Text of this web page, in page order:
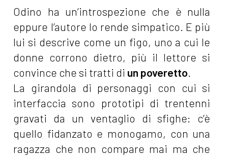
Odino ha un’introspezione che è nulla
eppure l’autore lo rende simpatico. E più
lui si descrive come un figo, uno a cui le
donne corrono dietro, più il lettore si
convince che si tratti di un poveretto.
La girandola di personaggi con cui si
interfaccia sono prototipi di trentenni
gravati da un ventaglio di sfighe: c’è
quello fidanzato e monogamo, con una
ragazza che non compare mai ma che